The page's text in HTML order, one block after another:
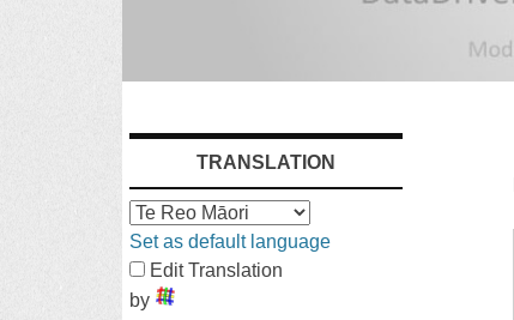
CONTENT
TRANSLATION
Set as default language
Edit Translation
by